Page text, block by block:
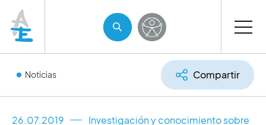
Noticias Compartir
26.07.2019
Investigación y conocimiento sobre